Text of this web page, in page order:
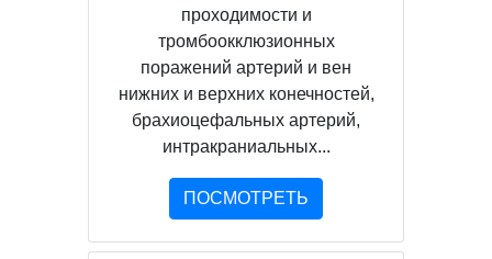
проходимости и
тромбоокклюзионных
поражений артерий и вен
нижних и верхних конечностей,
брахиоцефальных артерий,
интракраниальных...
ПОСМОТРЕТЬ